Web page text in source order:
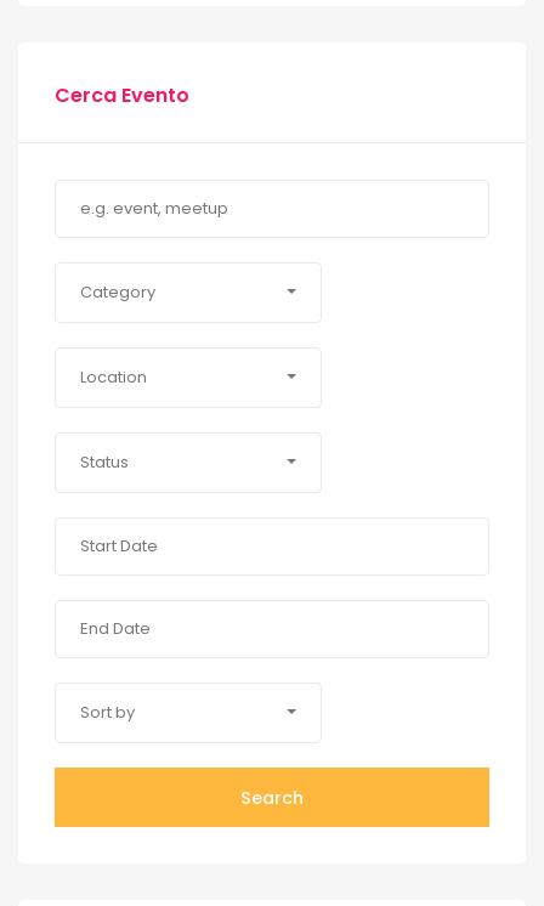
Cerca Evento
Category
Location
Status
Sort by
Search